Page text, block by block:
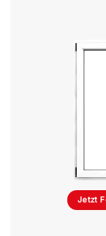
Jetzt